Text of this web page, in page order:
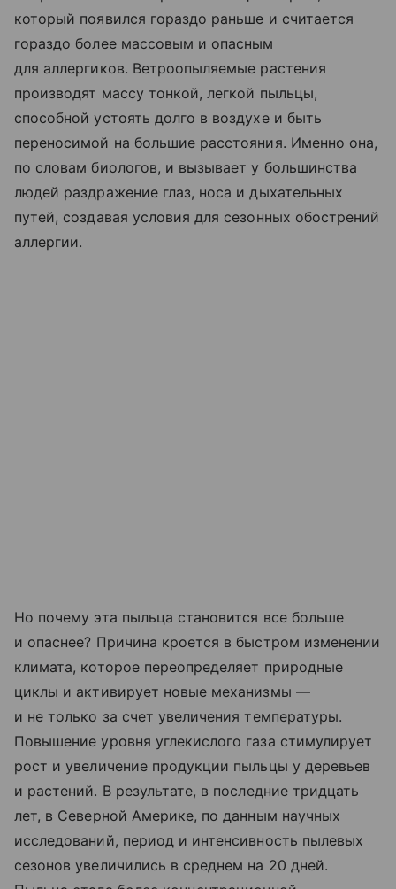
который появился гораздо раньше и считается
гораздо более массовым и опасным
для аллергиков. Ветроопыляемые растения
производят массу тонкой, легкой пыльцы,
способной устоять долго в воздухе и быть
переносимой на большие расстояния. Именно она,
по словам биологов, и вызывает у большинства
людей раздражение глаз, носа и дыхательных
путей, создавая условия для сезонных обострений
аллергии.
Но почему эта пыльца становится все больше
и опаснее? Причина кроется в быстром изменении
климата, которое переопределяет природные
циклы и активирует новые механизмы —
и не только за счет увеличения температуры.
Повышение уровня углекислого газа стимулирует
рост и увеличение продукции пыльцы у деревьев
и растений. В результате, в последние тридцать
лет, в Северной Америке, по данным научных
исследований, период и интенсивность пылевых
сезонов увеличились в среднем на 20 дней.